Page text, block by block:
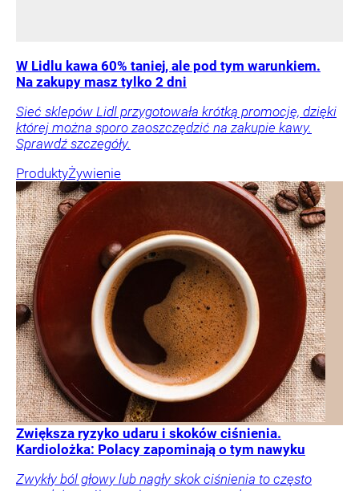
W Lidlu kawa 60% taniej, ale pod tym warunkiem.
Na zakupy masz tylko 2 dni
Sieć sklepów Lidl przygotowała krótką promocję, dzięki
której można sporo zaoszczędzić na zakupie kawy.
Sprawdź szczegóły.
ProduktyŻywienie
Zwiększa ryzyko udaru i skoków ciśnienia.
Kardiolożka: Polacy zapominają o tym nawyku
Zwykły ból głowy lub nagły skok ciśnienia to często